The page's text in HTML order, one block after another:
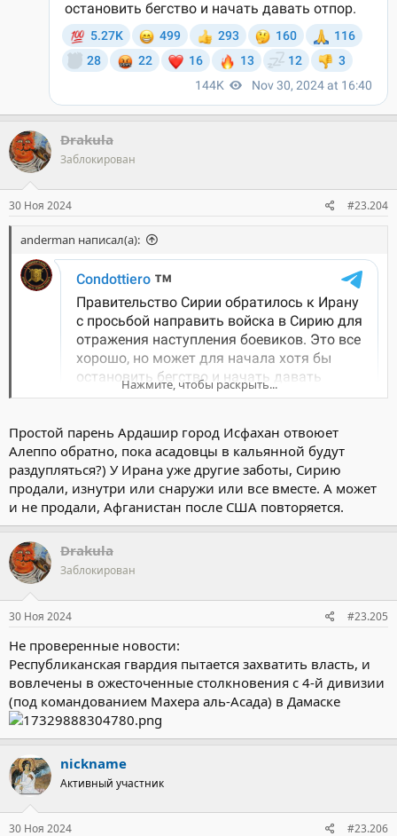
Drakula
Заблокирован
30 Ноя 2024 #23.204
anderman написал(а):
Нажмите, чтобы раскрыть...
Простой парень Ардашир город Исфахан отвоюет
Алеппо обратно, пока асадовцы в кальянной будут
раздупляться?) У Ирана уже другие заботы, Сирию
продали, изнутри или снаружи или все вместе. А может
и не продали, Афганистан после США повторяется.
Drakula
Заблокирован
30 Ноя 2024 #23.205
Не проверенные новости:
Республиканская гвардия пытается захватить власть, и
вовлечены в ожесточенные столкновения с 4-й дивизии
(под командованием Махера аль-Асада) в Дамаске
nickname
Активный участник
30 Ноя 2024 #23.206